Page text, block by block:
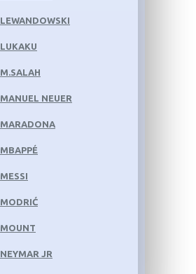
LEWANDOWSKI
LUKAKU
M.SALAH
MANUEL NEUER
MARADONA
MBAPPÉ
MESSI
MODRIĆ
MOUNT
NEYMAR JR